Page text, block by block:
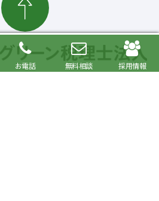
お電話 無料相談 採用情報